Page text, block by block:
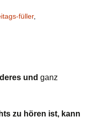
füller,
und ganz
zu hören ist, kann